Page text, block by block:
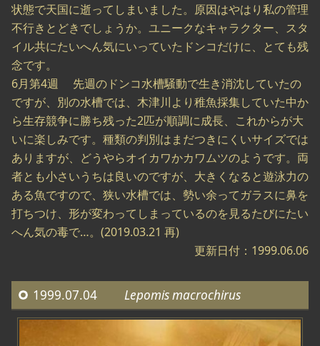
状態で天国に逝ってしまいました。原因はやはり私の管理
不行きとどきでしょうか。ユニークなキャラクター、スタ
イル共にたいへん気にいっていたドンコだけに、とても残
念です。
6月第4週 先週のドンコ水槽騒動で生き消沈していたの
ですが、別の水槽では、木津川より稚魚採集していた中か
ら生存競争に勝ち残った2匹が順調に成長、これからが大
いに楽しみです。種類の判別はまだつきにくいサイズでは
ありますが、どうやらオイカワかカワムツのようです。両
者とも小さいうちは良いのですが、大きくなると遊泳力の
ある魚ですので、狭い水槽では、勢い余ってガラスに鼻を
打ちつけ、形が変わってしまっているのを見るたびにたい
へん気の毒で…。(2019.03.21 再)
更新日付：1999.06.06
1999.07.04 Lepomis macrochirus